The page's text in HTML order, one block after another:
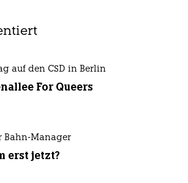
auf den CSD in Berlin
For Queers
Bahn-Manager
erst jetzt?